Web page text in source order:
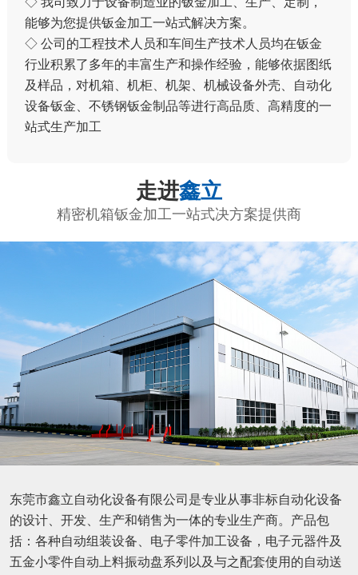
能够为您提供钣金加工一站式解决方案。
◇ 公司的工程技术人员和车间生产技术人员均在钣金
行业积累了多年的丰富生产和操作经验，能够依据图纸
及样品，对机箱、机柜、机架、机械设备外壳、自动化
设备钣金、不锈钢钣金制品等进行高品质、高精度的一
站式生产加工
走进鑫立
精密机箱钣金加工一站式决方案提供商
东莞市鑫立自动化设备有限公司是专业从事非标自动化设备
的设计、开发、生产和销售为一体的专业生产商。产品包
括：各种自动组装设备、电子零件加工设备，电子元器件及
五金小零件自动上料振动盘系列以及与之配套使用的自动送